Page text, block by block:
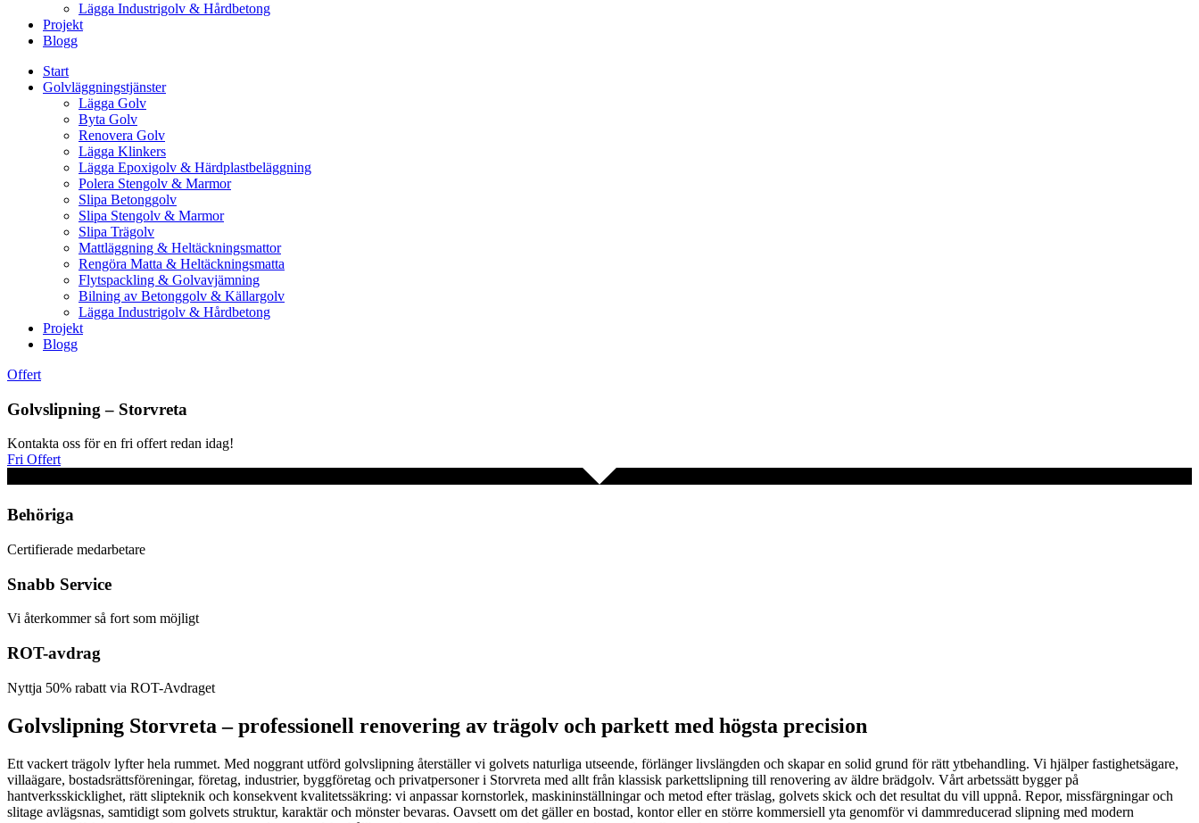
Lägga Industrigolv & Hårdbetong
Projekt
Blogg
Start
Golvläggningstjänster
Lägga Golv
Byta Golv
Renovera Golv
Lägga Klinkers
Lägga Epoxigolv & Härdplastbeläggning
Polera Stengolv & Marmor
Slipa Betonggolv
Slipa Stengolv & Marmor
Slipa Trägolv
Mattläggning & Heltäckningsmattor
Rengöra Matta & Heltäckningsmatta
Flytspackling & Golvavjämning
Bilning av Betonggolv & Källargolv
Lägga Industrigolv & Hårdbetong
Projekt
Blogg
Offert
Golvslipning – Storvreta
Kontakta oss för en fri offert redan idag!
Fri Offert
Behöriga
Certifierade medarbetare
Snabb Service
Vi återkommer så fort som möjligt
ROT-avdrag
Nyttja 50% rabatt via ROT-Avdraget
Golvslipning Storvreta – professionell renovering av trägolv och parkett med högsta precision
Ett vackert trägolv lyfter hela rummet. Med noggrant utförd golvslipning återställer vi golvets naturliga utseende, förlänger livslängden och skapar en solid grund för rätt ytbehandling. Vi hjälper fastighetsägare,
villaägare, bostadsrättsföreningar, företag, industrier, byggföretag och privatpersoner i Storvreta med allt från klassisk parkettslipning till renovering av äldre brädgolv. Vårt arbetssätt bygger på
hantverksskicklighet, rätt slipteknik och konsekvent kvalitetssäkring: vi anpassar kornstorlek, maskininställningar och metod efter träslag, golvets skick och det resultat du vill uppnå. Repor, missfärgningar och
slitage avlägsnas, samtidigt som golvets struktur, karaktär och mönster bevaras. Oavsett om det gäller en bostad, kontor eller en större kommersiell yta genomför vi dammreducerad slipning med modern